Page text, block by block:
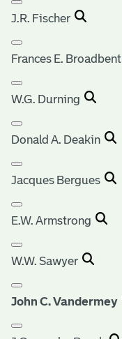
J.R. Fischer
Frances E. Broadbent
W.G. Durning
Donald A. Deakin
Jacques Bergues
E.W. Armstrong
W.W. Sawyer
John C. Vandermey